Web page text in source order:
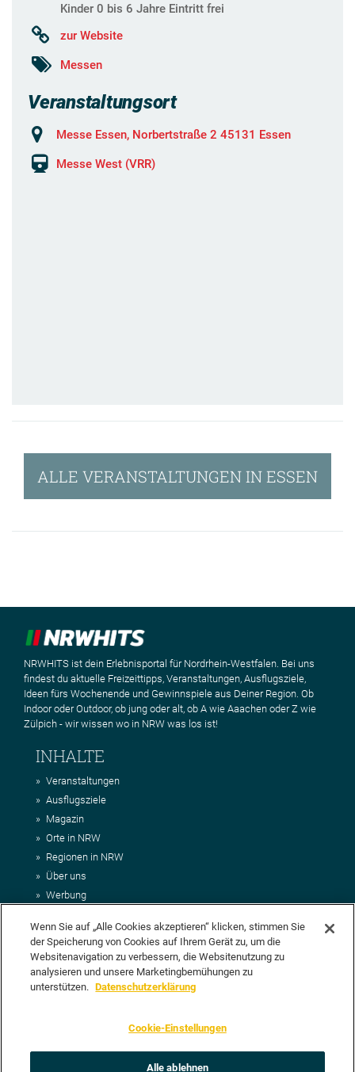
Kinder 0 bis 6 Jahre Eintritt frei
zur Website
Messen
Veranstaltungsort
Messe Essen, Norbertstraße 2 45131 Essen
Messe West (VRR)
ALLE VERANSTALTUNGEN IN ESSEN
NRWHITS ist dein Erlebnisportal für Nordrhein-Westfalen. Bei uns
findest du aktuelle Freizeittipps, Veranstaltungen, Ausflugsziele,
Ideen fürs Wochenende und Gewinnspiele aus Deiner Region. Ob
Indoor oder Outdoor, ob jung oder alt, ob A wie Aaachen oder Z wie
Zülpich - wir wissen wo in NRW was los ist!
INHALTE
Veranstaltungen
Ausflugsziele
Magazin
Orte in NRW
Regionen in NRW
Über uns
Werbung
Impressum
AGB
Datenschutz
DEIN VORSCHLAG FÜR NRWHITS
vorschlagen? Klasse, dann nutze doch einfach
Unsere Redaktion wird Deinen Vorschlag dann so schnell wie
Wenn Sie auf „Alle Cookies akzeptieren“ klicken, stimmen Sie
der Speicherung von Cookies auf Ihrem Gerät zu, um die
Websitenavigation zu verbessern, die Websitenutzung zu
analysieren und unsere Marketingbemühungen zu
unterstützen. Datenschutzerklärung
Cookie-Einstellungen
Alle ablehnen